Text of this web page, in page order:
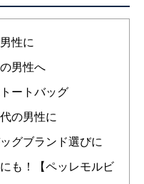
性に
男性へ
ートバッグ
の男性に
グブランド選びに
も！【ペッレモルビ